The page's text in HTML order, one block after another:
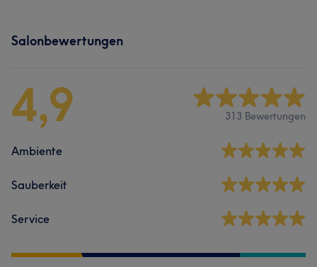
Salonbewertungen
4,9 313 Bewertungen
Ambiente
Sauberkeit
Service